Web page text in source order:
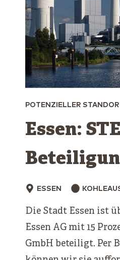
POTENZIELLER
Essen:
ESSEN
Die Stadt Essen ist
Essen AG mit 15
GmbH beteiligt. Per